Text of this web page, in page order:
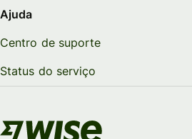
Ajuda
Centro de suporte
Status do serviço